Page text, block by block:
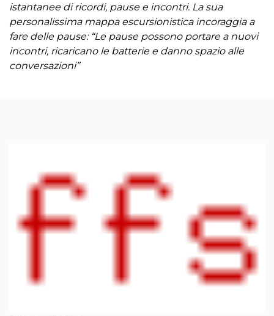
istantanee di ricordi, pause e incontri. La sua
personalissima mappa escursionistica incoraggia a
fare delle pause: “Le pause possono portare a nuovi
incontri, ricaricano le batterie e danno spazio alle
conversazioni”